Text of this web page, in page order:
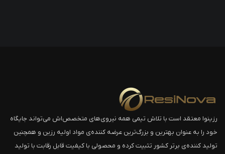
رزینوا معتقد است با تلاش تیمی همه نیروی‌های متخصص‌اش می‌تواند جایگاه
خود را به عنوان بهترین و بزرگ‌ترین عرضه کننده‌ی مواد اولیه رزین و همچنین
تولید کننده‌ی برتر کشور تثبیت کرده و محصولی با کیفیت قابل رقابت با تولید